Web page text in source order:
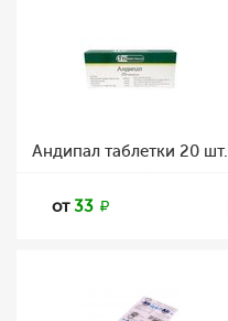
Андипал таблетки 20 шт.
от33